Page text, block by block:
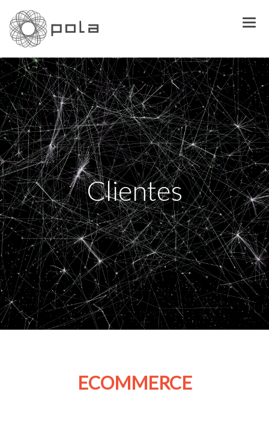
Clientes
ECOMMERCE